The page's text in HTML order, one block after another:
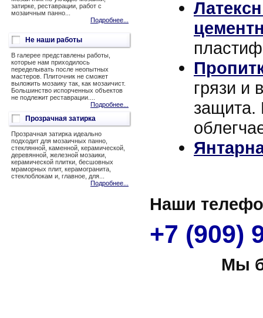
грязи и
защита.
Наши
+7 (909)
Мы
затирке, реставрации, работ с
мозаичным панно...
Подробнее...
Не наши работы
В галерее представлены работы,
которые нам приходилось
переделывать после неопытных
мастеров. Плиточник не сможет
выложить мозаику так, как мозаичист.
Большинство испорченных объектов
не подлежит реставрации....
Подробнее...
Прозрачная затирка
Прозрачная затирка идеально
подходит для мозаичных панно,
стеклянной, каменной, керамической,
деревянной, железной мозаики,
керамической плитки, бесшовных
мраморных плит, керамогранита,
стеклоблокам и, главное, для...
Подробнее...